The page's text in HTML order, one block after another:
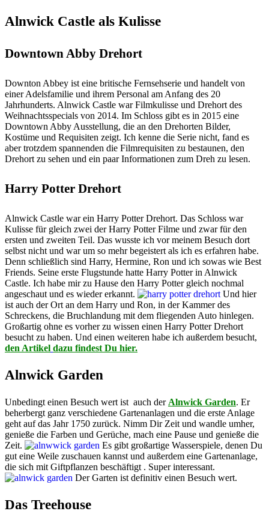
Alnwick Castle als Kulisse
Downtown Abby Drehort
Downton Abbey ist eine britische Fernsehserie und handelt von
einer Adelsfamilie und ihrem Personal am Anfang des 20
Jahrhunderts. Alnwick Castle war Filmkulisse und Drehort des
Weihnachtsspecials von 2014. Im Schloss gibt es in 2015 eine
Downtown Abby Ausstellung, die an den Drehorten Bilder,
Kostüme und Requisiten zeigt. Ich kenne die Serie nicht, fand es
aber trotzdem spannenden die Filmrequisiten zu bestaunen, den
Drehort zu sehen und ein paar Informationen zum Dreh zu lesen.
Harry Potter Drehort
Alnwick Castle war ein Harry Potter Drehort. Das Schloss war
Kulisse für gleich zwei der Harry Potter Filme und zwar für den
ersten und zweiten Teil. Das wusste ich vor meinem Besuch dort
selbst nicht und war um so mehr begeistert als ich es erfahren habe.
Denn schließlich sind Harry, Hermine, Ron und ich sowas wie Best
Friends. Seine erste Flugstunde hatte Harry Potter in Alnwick
Castle. Ich habe mir zu Hause den Harry Potter gleich nochmal
angeschaut und es wieder erkannt.
Und hier
ist auch der Ort an dem Harry und Ron, in der Kammer des
Schreckens, die Bruchlandung mit dem fliegenden Auto hinlegen.
Großartig ohne es vorher zu wissen einen Harry Potter Drehort
besucht zu haben. Und einen weiteren habe ich außerdem besucht,
den Artikel dazu findest Du hier.
Alnwick Garden
Unbedingt einen Besuch wert ist auch der Alnwick Garden. Er
beherbergt ganz verschiedene Gartenanlagen und die erste Anlage
geht auf das Jahr 1750 zurück. Nimm Dir Zeit und wandle umher,
genieße die Farben und Gerüche, mach eine Pause und genieße die
Zeit.
Es gibt großartige Wasserspiele, denen Du
gut eine Weile zuschauen kannst und außerdem eine Gartenanlage,
die sich mit Giftpflanzen beschäftigt . Super interessant.
Der Garten ist definitiv einen Besuch wert.
Das Treehouse